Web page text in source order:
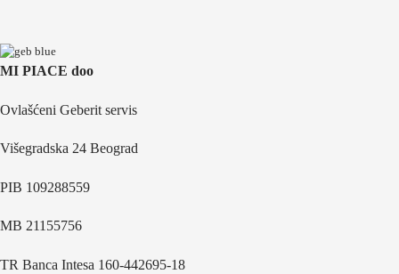
MI PIACE doo
Ovlašćeni Geberit servis
Višegradska 24 Beograd
PIB 109288559
MB 21155756
TR Banca Intesa 160-442695-18